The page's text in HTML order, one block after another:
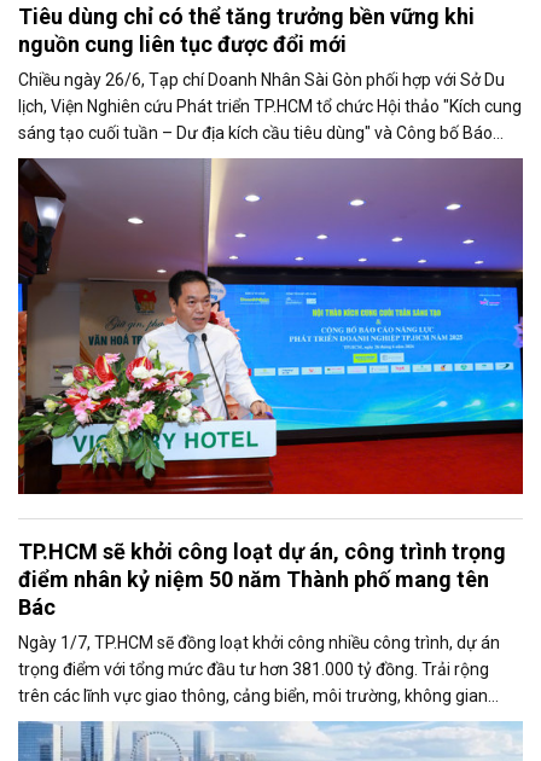
Tiêu dùng chỉ có thể tăng trưởng bền vững khi
nguồn cung liên tục được đổi mới
Chiều ngày 26/6, Tạp chí Doanh Nhân Sài Gòn phối hợp với Sở Du
lịch, Viện Nghiên cứu Phát triển TP.HCM tổ chức Hội thảo "Kích cung
sáng tạo cuối tuần – Dư địa kích cầu tiêu dùng" và Công bố Báo
cáo năng lực phát triển doanh nghiệp TP.HCM năm 2025. Trân
trọng giới thiệu phát biểu của ông Võ Hồng Sơn - Trưởng đại diện
Văn phòng Bộ Công Thương khu vực phía Nam tại Hội thảo.
TP.HCM sẽ khởi công loạt dự án, công trình trọng
điểm nhân kỷ niệm 50 năm Thành phố mang tên
Bác
Ngày 1/7, TP.HCM sẽ đồng loạt khởi công nhiều công trình, dự án
trọng điểm với tổng mức đầu tư hơn 381.000 tỷ đồng. Trải rộng
trên các lĩnh vực giao thông, cảng biển, môi trường, không gian
công cộng và nhà ở xã hội, các dự án được kỳ vọng tạo động lực
tăng trưởng mới, mở rộng không gian phát triển và nâng cao năng